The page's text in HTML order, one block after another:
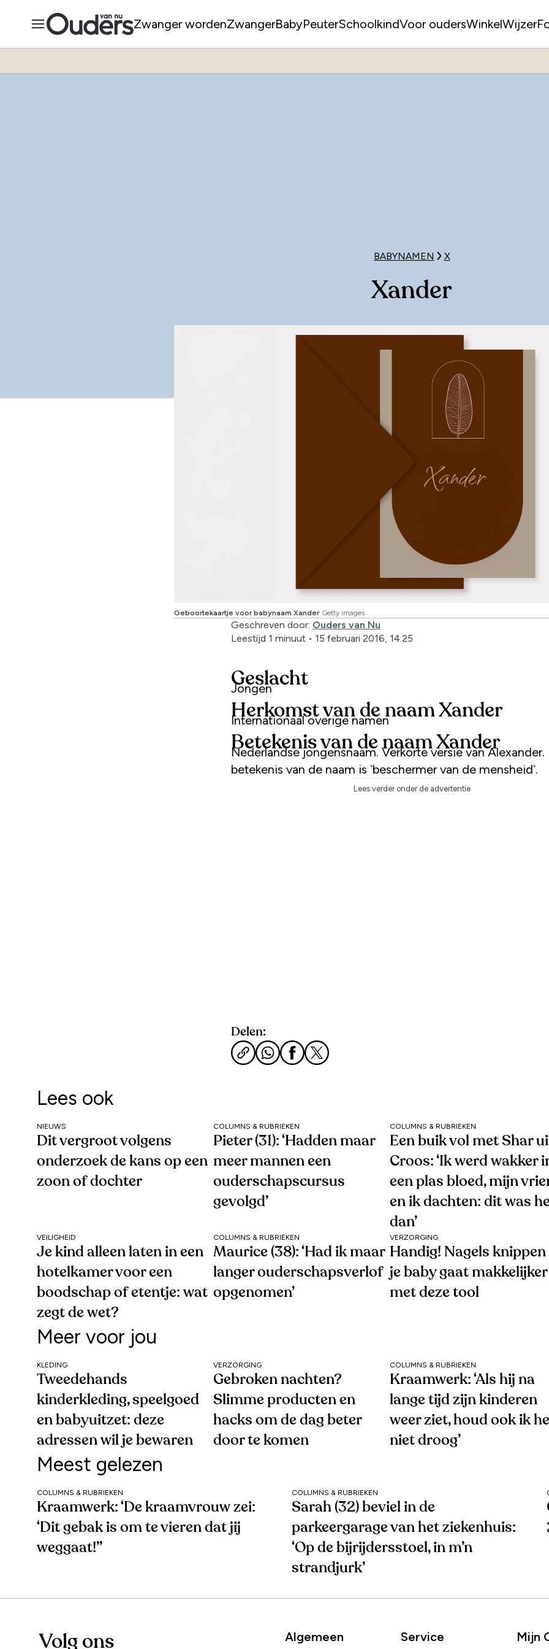
Zwanger wordenZwangerBabyPeuterSchoolkindVoor oudersWinkelWijzer
BABYNAMEN X
Xander
Geboortekaartje voor babynaam Xander Getty images
Geschreven door: Ouders van Nu
Leestijd 1 minuut • 15 februari 2016, 14:25
Geslacht
Jongen
Herkomst van de naam Xander
Internationaal overige namen
Betekenis van de naam Xander
Nederlandse jongensnaam. Verkorte versie van Alexander.
betekenis van de naam is `beschermer van de mensheid`.
Lees verder onder de advertentie
Delen:
Lees ook
NIEUWS
Dit vergroot volgens
onderzoek de kans op een
zoon of dochter
COLUMNS & RUBRIEKEN
Pieter (31): ‘Hadden maar
meer mannen een
ouderschapscursus
gevolgd’
COLUMNS & RUBRIEKEN
Een buik vol met Shar
Croos: ‘Ik werd wakker
een plas bloed, mijn
en ik dachten: dit was
dan’
VEILIGHEID
Je kind alleen laten in een
hotelkamer voor een
boodschap of etentje: wat
zegt de wet?
COLUMNS & RUBRIEKEN
Maurice (38): ‘Had ik maar
langer ouderschapsverlof
opgenomen’
VERZORGING
Handig! Nagels
je baby gaat makkelijker
met deze tool
Meer voor jou
KLEDING
Tweedehands
kinderkleding, speelgoed
en babyuitzet: deze
adressen wil je bewaren
VERZORGING
Gebroken nachten?
Slimme producten en
hacks om de dag beter
door te komen
COLUMNS & RUBRIEKEN
Kraamwerk: ‘Als hij na
lange tijd zijn kinderen
weer ziet, houd ook ik
niet droog’
Meest gelezen
COLUMNS & RUBRIEKEN
Kraamwerk: ‘De kraamvrouw zei:
‘Dit gebak is om te vieren dat jij
weggaat!’’
COLUMNS & RUBRIEKEN
Sarah (32) beviel in de
parkeergarage van het ziekenhuis:
‘Op de bijrijdersstoel, in m’n
strandjurk’
Volg ons
Algemeen
Service
Mijn